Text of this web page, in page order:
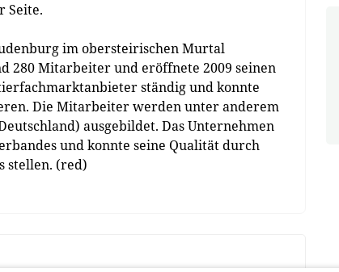
Seite.
im obersteirischen Murtal
280 Mitarbeiter und eröffnete 2009 seinen
ständig und konnte
Die Mitarbeiter werden unter anderem
ausgebildet. Das Unternehmen
und konnte seine Qualität durch
stellen. (red)